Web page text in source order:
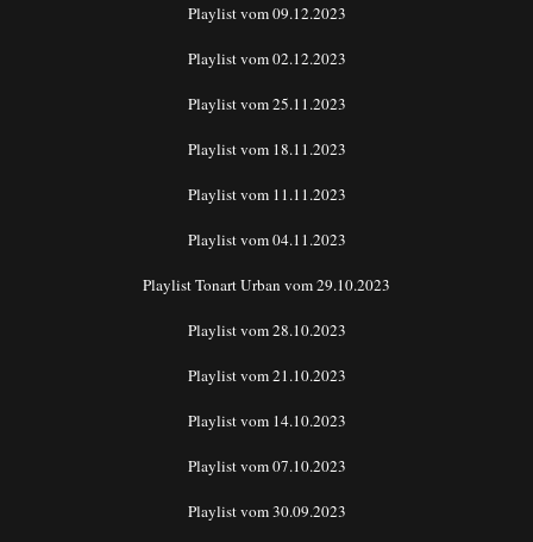
Playlist vom 09.12.2023
Playlist vom 02.12.2023
Playlist vom 25.11.2023
Playlist vom 18.11.2023
Playlist vom 11.11.2023
Playlist vom 04.11.2023
Playlist Tonart Urban vom 29.10.2023
Playlist vom 28.10.2023
Playlist vom 21.10.2023
Playlist vom 14.10.2023
Playlist vom 07.10.2023
Playlist vom 30.09.2023